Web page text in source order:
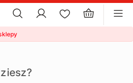
×
ustawienia plików cookie
×